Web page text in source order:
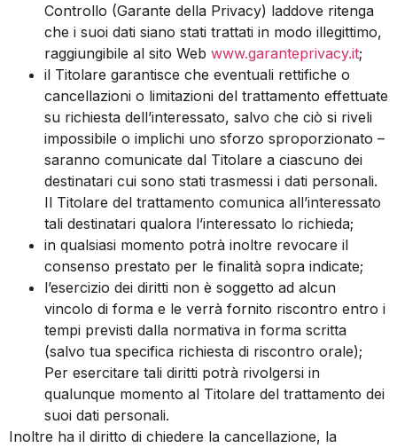
Controllo (Garante della Privacy) laddove ritenga
che i suoi dati siano stati trattati in modo illegittimo,
raggiungibile al sito Web www.garanteprivacy.it;
il Titolare garantisce che eventuali rettifiche o
cancellazioni o limitazioni del trattamento effettuate
su richiesta dell’interessato, salvo che ciò si riveli
impossibile o implichi uno sforzo sproporzionato –
saranno comunicate dal Titolare a ciascuno dei
destinatari cui sono stati trasmessi i dati personali.
Il Titolare del trattamento comunica all’interessato
tali destinatari qualora l’interessato lo richieda;
in qualsiasi momento potrà inoltre revocare il
consenso prestato per le finalità sopra indicate;
l’esercizio dei diritti non è soggetto ad alcun
vincolo di forma e le verrà fornito riscontro entro i
tempi previsti dalla normativa in forma scritta
(salvo tua specifica richiesta di riscontro orale);
Per esercitare tali diritti potrà rivolgersi in
qualunque momento al Titolare del trattamento dei
suoi dati personali.
Inoltre ha il diritto di chiedere la cancellazione, la